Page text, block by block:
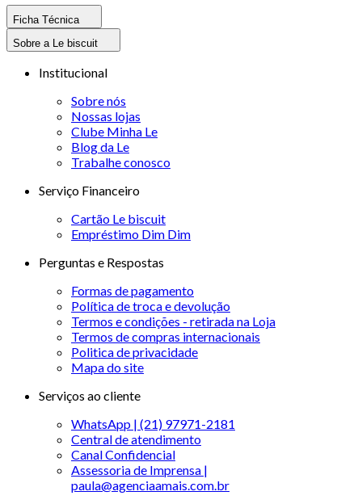
Ficha Técnica
Sobre a Le biscuit
Institucional
Sobre nós
Nossas lojas
Clube Minha Le
Blog da Le
Trabalhe conosco
Serviço Financeiro
Cartão Le biscuit
Empréstimo Dim Dim
Perguntas e Respostas
Formas de pagamento
Política de troca e devolução
Termos e condições - retirada na Loja
Termos de compras internacionais
Politica de privacidade
Mapa do site
Serviços ao cliente
WhatsApp | (21) 97971-2181
Central de atendimento
Canal Confidencial
Assessoria de Imprensa |
paula@agenciaamais.com.br